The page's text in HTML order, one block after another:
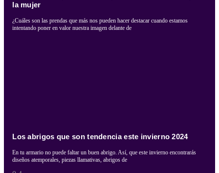
la mujer
¿Cuáles son las prendas que más nos pueden hacer destacar cuando estamos
intentando poner en valor nuestra imagen delante de
Los abrigos que son tendencia este invierno 2024
En tu armario no puede faltar un buen abrigo. Así, que este invierno encontrarás
diseños atemporales, piezas llamativas, abrigos de